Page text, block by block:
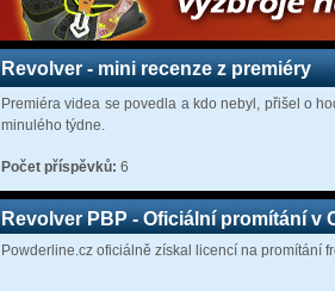
Revolver - mini recenze z premiéry
Premiéra videa se povedla a kdo nebyl, přišel o
minulého týdne.
Počet příspěvků: 6
Revolver PBP - Oficiální promítání v
Powderline.cz oficiálně získal licencí na promítání